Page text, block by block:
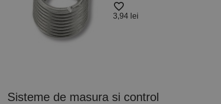
favorite_border
3,94 lei
Sisteme de masura si control